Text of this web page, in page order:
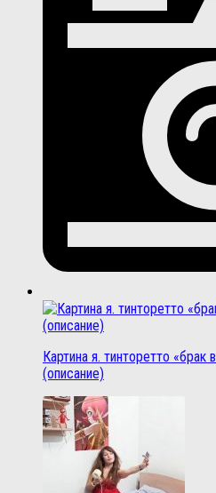
Картина я. тинторетто «брак
(описание)